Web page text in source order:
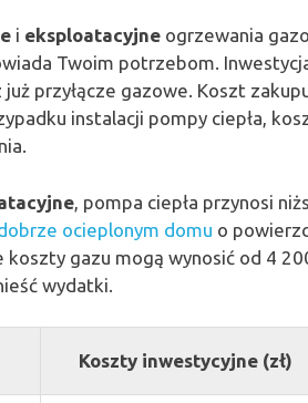
i eksploatacyjne ogrzewania
Twoim potrzebom.
przyłącze gazowe. Koszt
instalacji pompy ciepła,
, pompa ciepła przynosi
ocieplonym domu o
koszty gazu mogą wynosić od 4
wydatki.
Koszty inwestycyjne (zł)